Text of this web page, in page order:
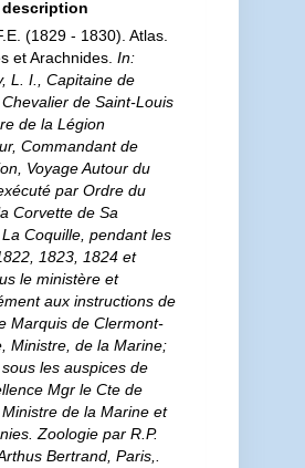
(1829 - 1830). Atlas.
et Arachnides. In:
L. I., Capitaine de
de Saint-Louis
de la Légion
Commandant de
Voyage Autour du
par Ordre du
Corvette de Sa
Coquille, pendant les
1823, 1824 et
le ministère et
aux instructions de
Marquis de Clermont-
Ministre, de la Marine;
les auspices de
Mgr le Cte de
de la Marine et
Zoologie par R.P.
Bertrand, Paris,.